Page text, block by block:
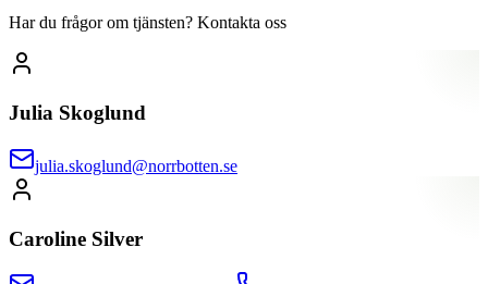
Har du frågor om tjänsten? Kontakta oss
Julia Skoglund
julia.skoglund@norrbotten.se
Caroline Silver